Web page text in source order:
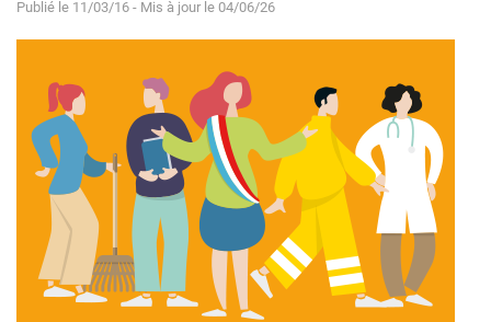
Publié le 11/03/16 - Mis à jour le 04/06/26